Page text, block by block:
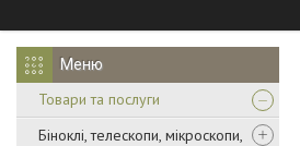
Товари та послуги
Біноклі, телескопи, мікроскопи,